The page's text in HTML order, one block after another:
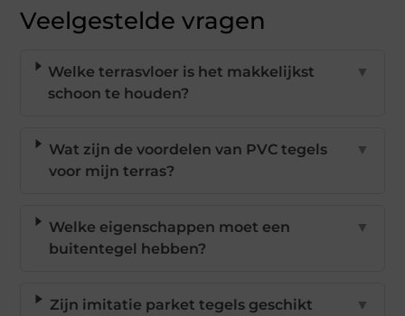
Veelgestelde vragen
Welke terrasvloer is het makkelijkst
schoon te houden?
▼
Wat zijn de voordelen van PVC tegels
voor mijn terras?
▼
Welke eigenschappen moet een
buitentegel hebben?
▼
Zijn imitatie parket tegels geschikt
▼